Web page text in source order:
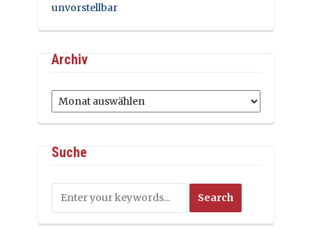
unvorstellbar
Archiv
Archiv
Suche